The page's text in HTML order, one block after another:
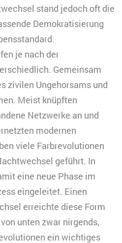
stand jedoch oft die
Demokratisierung
je nach der
Gemeinsam
zivilen Ungehorsams und
Meist knüpften
Netzwerke an und
modernen
viele Farbrevolutionen
geführt. In
eine neue Phase im
eingeleitet. Einen
erreichte diese Form
unten zwar nirgends,
ein wichtiges